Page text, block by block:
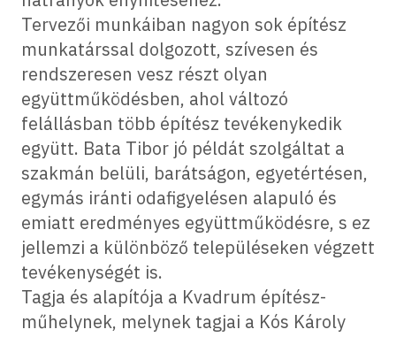
Tervezői munkáiban nagyon sok építész
munkatárssal dolgozott, szívesen és
rendszeresen vesz részt olyan
együttműködésben, ahol változó
felállásban több építész tevékenykedik
együtt. Bata Tibor jó példát szolgáltat a
szakmán belüli, barátságon, egyetértésen,
egymás iránti odafigyelésen alapuló és
emiatt eredményes együttműködésre, s ez
jellemzi a különböző településeken végzett
tevékenységét is.
Tagja és alapítója a Kvadrum építész-
műhelynek, melynek tagjai a Kós Károly